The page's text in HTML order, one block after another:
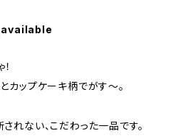
カップケーキ柄でがす～。
れない、こだわった一品です。